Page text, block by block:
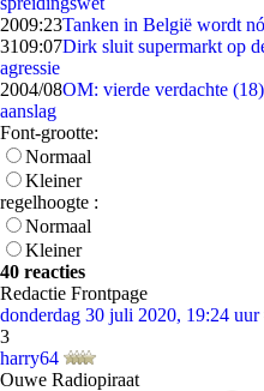
2009:23Tanken in België wordt
3109:07Dirk sluit supermarkt op
agressie
2004/08OM: vierde verdachte
aanslag
Font-grootte:
Normaal
Kleiner
regelhoogte :
Normaal
Kleiner
40 reacties
Redactie Frontpage
donderdag 30 juli 2020, 19:24 uur
3
harry64
Ouwe Radiopiraat